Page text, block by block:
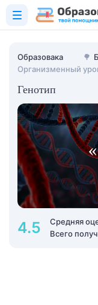
Образовака 🌳
Организменный
Генотип
4.5
Средняя
Всего